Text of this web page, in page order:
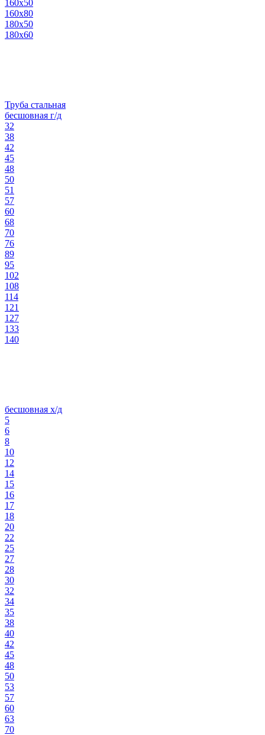
160х50
160х80
180х50
180х60
Труба стальная
бесшовная г/д
32
38
42
45
48
50
51
57
60
68
70
76
89
95
102
108
114
121
127
133
140
бесшовная х/д
5
6
8
10
12
14
15
16
17
18
20
22
25
27
28
30
32
34
35
38
40
42
45
48
50
53
57
60
63
70